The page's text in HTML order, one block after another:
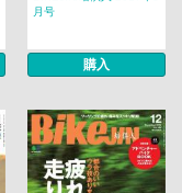
月号
購入